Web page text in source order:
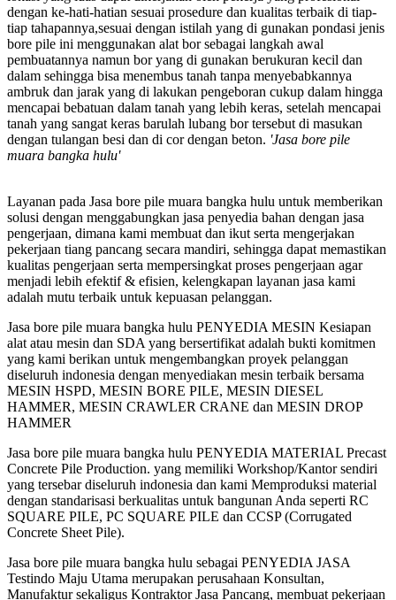
dengan ke-hati-hatian sesuai prosedure dan kualitas terbaik di tiap-
tiap tahapannya,sesuai dengan istilah yang di gunakan pondasi jenis
bore pile ini menggunakan alat bor sebagai langkah awal
pembuatannya namun bor yang di gunakan berukuran kecil dan
dalam sehingga bisa menembus tanah tanpa menyebabkannya
ambruk dan jarak yang di lakukan pengeboran cukup dalam hingga
mencapai bebatuan dalam tanah yang lebih keras, setelah mencapai
tanah yang sangat keras barulah lubang bor tersebut di masukan
dengan tulangan besi dan di cor dengan beton. 'Jasa bore pile
muara bangka hulu'
Layanan pada Jasa bore pile muara bangka hulu untuk memberikan
solusi dengan menggabungkan jasa penyedia bahan dengan jasa
pengerjaan, dimana kami membuat dan ikut serta mengerjakan
pekerjaan tiang pancang secara mandiri, sehingga dapat memastikan
kualitas pengerjaan serta mempersingkat proses pengerjaan agar
menjadi lebih efektif & efisien, kelengkapan layanan jasa kami
adalah mutu terbaik untuk kepuasan pelanggan.
Jasa bore pile muara bangka hulu PENYEDIA MESIN Kesiapan
alat atau mesin dan SDA yang bersertifikat adalah bukti komitmen
yang kami berikan untuk mengembangkan proyek pelanggan
diseluruh indonesia dengan menyediakan mesin terbaik bersama
MESIN HSPD, MESIN BORE PILE, MESIN DIESEL
HAMMER, MESIN CRAWLER CRANE dan MESIN DROP
HAMMER
Jasa bore pile muara bangka hulu PENYEDIA MATERIAL Precast
Concrete Pile Production. yang memiliki Workshop/Kantor sendiri
yang tersebar diseluruh indonesia dan kami Memproduksi material
dengan standarisasi berkualitas untuk bangunan Anda seperti RC
SQUARE PILE, PC SQUARE PILE dan CCSP (Corrugated
Concrete Sheet Pile).
Jasa bore pile muara bangka hulu sebagai PENYEDIA JASA
Testindo Maju Utama merupakan perusahaan Konsultan,
Manufaktur sekaligus Kontraktor Jasa Pancang, membuat pekerjaan